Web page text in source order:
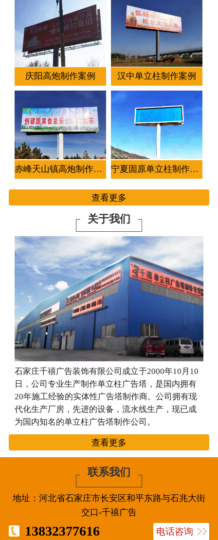
庆阳高炮制作案例 汉中单立柱制作案例
赤峰天山镇高炮制作案例 宁夏固原单立柱制作案例-2座
查看更多
关于我们
石家庄千禧广告装饰有限公司成立于2000年10月10
日，公司专业生产制作单立柱广告塔，是国内拥有
20年施工经验的实体性广告塔制作商。公司拥有现
代化生产厂房，先进的设备，流水线生产，现已成
为国内知名的单立柱广告塔制作公司。
查看更多
联系我们
地址：河北省石家庄市长安区和平东路与石兆大街
交口-千禧广告
13832377616 电话咨询